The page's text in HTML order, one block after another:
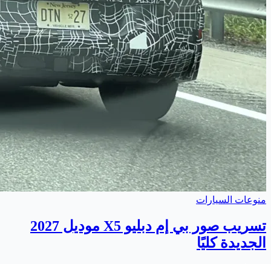
منوعات السيارات
تسريب صور بي إم دبليو X5 موديل 2027
الجديدة كليًا